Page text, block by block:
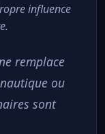
influence
remplace
ou
sont